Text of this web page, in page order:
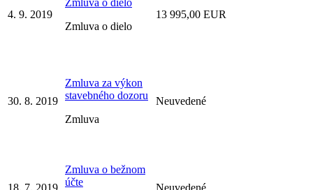
4. 9. 2019
Zmluva o dielo
13 995,00 EUR
30. 8. 2019
Zmluva za výkon
stavebného dozoru
Zmluva
Neuvedené
18. 7. 2019
Zmluva o bežnom
účte
Neuvedené